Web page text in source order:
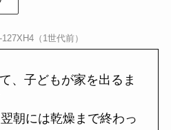
（1世代前）
、子どもが家を出るま
朝には乾燥まで終わっ